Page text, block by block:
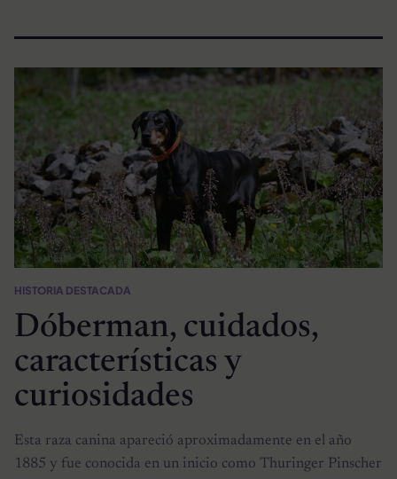
HISTORIA DESTACADA
Dóberman, cuidados,
características y
curiosidades
Esta raza canina apareció aproximadamente en el año
1885 y fue conocida en un inicio como Thuringer Pinscher